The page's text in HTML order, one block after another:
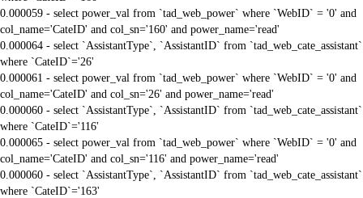
0.000059 - select power_val from `tad_web_power` where `WebID` = '0' and
col_name='CateID' and col_sn='160' and power_name='read'
0.000064 - select `AssistantType`, `AssistantID` from `tad_web_cate_assistant`
where `CateID`='26'
0.000061 - select power_val from `tad_web_power` where `WebID` = '0' and
col_name='CateID' and col_sn='26' and power_name='read'
0.000060 - select `AssistantType`, `AssistantID` from `tad_web_cate_assistant`
where `CateID`='116'
0.000065 - select power_val from `tad_web_power` where `WebID` = '0' and
col_name='CateID' and col_sn='116' and power_name='read'
0.000060 - select `AssistantType`, `AssistantID` from `tad_web_cate_assistant`
where `CateID`='163'